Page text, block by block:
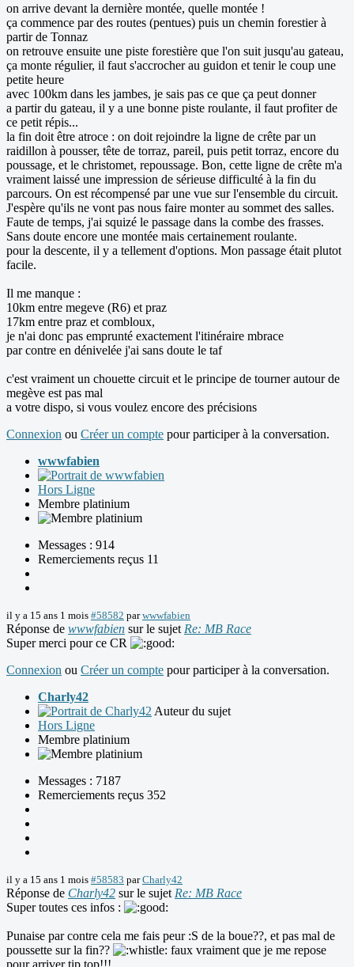
on arrive devant la dernière montée, quelle montée !
ça commence par des routes (pentues) puis un chemin forestier à
partir de Tonnaz
on retrouve ensuite une piste forestière que l'on suit jusqu'au gateau,
ça monte régulier, il faut s'accrocher au guidon et tenir le coup une
petite heure
avec 100km dans les jambes, je sais pas ce que ça peut donner
a partir du gateau, il y a une bonne piste roulante, il faut profiter de
ce petit répis...
la fin doit être atroce : on doit rejoindre la ligne de crête par un
raidillon à pousser, tête de torraz, pareil, puis petit torraz, encore du
poussage, et le christomet, repoussage. Bon, cette ligne de crête m'a
vraiment laissé une impression de sérieuse difficulté à la fin du
parcours. On est récompensé par une vue sur l'ensemble du circuit.
J'espère qu'ils ne vont pas nous faire monter au sommet des salles.
Faute de temps, j'ai squizé le passage dans la combe des frasses.
Sans doute encore une montée mais certainement roulante.
pour la descente, il y a tellement d'options. Mon passage était plutot
facile.
Il me manque :
10km entre megeve (R6) et praz
17km entre praz et combloux,
je n'ai donc pas emprunté exactement l'itinéraire mbrace
par contre en dénivelée j'ai sans doute le taf
c'est vraiment un chouette circuit et le principe de tourner autour de
megève est pas mal
a votre dispo, si vous voulez encore des précisions
Connexion ou Créer un compte pour participer à la conversation.
wwwfabien
Hors Ligne
Membre platinium
Messages : 914
Remerciements reçus 11
il y a 15 ans 1 mois #58582 parwwwfabien
Réponse de wwwfabien sur le sujet Re: MB Race
Super merci pour ce CR
Connexion ou Créer un compte pour participer à la conversation.
Charly42
Auteur du sujet
Hors Ligne
Membre platinium
Messages : 7187
Remerciements reçus 352
il y a 15 ans 1 mois #58583 parCharly42
Réponse de Charly42 sur le sujet Re: MB Race
Super toutes ces infos :
Punaise par contre cela me fais peur :S de la boue??, et pas mal de
poussette sur la fin??
faux vraiment que je me repose
pour arriver tip top!!!